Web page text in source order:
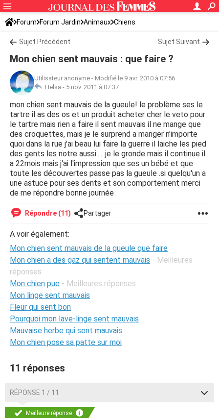
Forum Forum Jardin Animaux Chiens
Sujet Précédent Sujet Suivant
Mon chien sent mauvais : que faire ?
Utilisateur anonyme - Modifié le 9 avr. 2010 à 07:56
Helsa - 5 nov. 2011 à 07:37
mon chien sent mauvais de la gueule! le problème ses le
tartre il as des os et un produit acheter cher le veto pour
le tartre mais rien a faire il sent mauvais il ne mange que
des croquettes, mais je le surprend a manger n'importe
quoi dans la rue j'ai beau lui faire la guerre il laiche les pied
des gents les notre aussi......je le gronde mais il continue il
a 22mois mais j'ai l'impression que ses un bébé et que
toute les découvertes passe pas la gueule .si quelqu'un a
une astuce pour ses dents et son comportement merci
de me répondre bonne journée
Répondre (11) Partager
A voir également:
Mon chien sent mauvais de la gueule que faire
Mon chien a des gaz qui sentent mauvais - Meilleures
réponses
Mon chien pue - Meilleures réponses
Mon linge sent mauvais
Fleur qui sent bon
Pourquoi mon lave-linge sent mauvais
Mauvaise herbe qui sent mauvais
Mon chien pose sa patte sur moi
11 réponses
RÉPONSE 1 / 11
Meilleure réponse